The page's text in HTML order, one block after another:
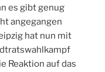
es gibt genug
angegangen
hat nun mit
Reaktion auf das